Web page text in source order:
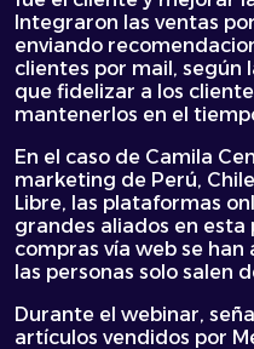
Integraron las ventas
enviando
clientes por mail, según
que fidelizar a los
mantenerlos en el
En el caso de Camila
marketing de Perú,
Libre, las plataformas
grandes aliados en
compras vía web se
las personas solo salen
Durante el webinar,
artículos vendidos por